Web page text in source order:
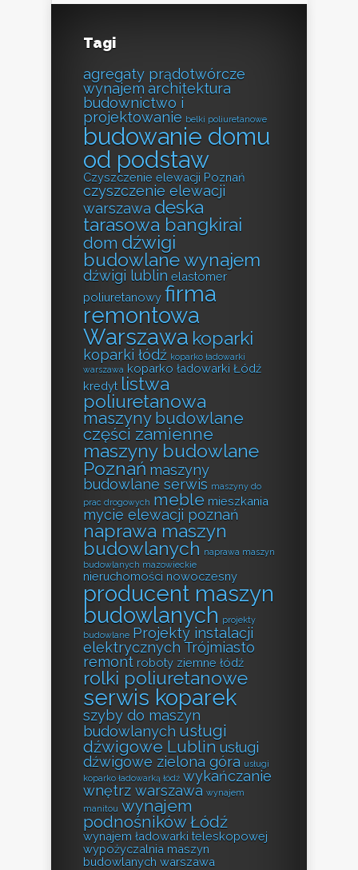
Tagi
agregaty prądotwórcze
wynajem architektura
budownictwo i
projektowanie belki poliuretanowe
budowanie domu
od podstaw
Czyszczenie elewacji Poznań
czyszczenie elewacji
warszawa deska
tarasowa bangkirai
dom dźwigi
budowlane wynajem
dźwigi lublin elastomer
poliuretanowy firma
remontowa
Warszawa koparki
koparki łódź koparko ładowarki
warszawa koparko ładowarki Łódź
kredyt listwa
poliuretanowa
maszyny budowlane
części zamienne
maszyny budowlane
Poznań maszyny
budowlane serwis maszyny do
prac drogowych meble mieszkania
mycie elewacji poznań
naprawa maszyn
budowlanych naprawa maszyn
budowlanych mazowieckie
nieruchomości nowoczesny
producent maszyn
budowlanych projekty
budowlane Projekty instalacji
elektrycznych Trójmiasto
remont roboty ziemne łódź
rolki poliuretanowe
serwis koparek
szyby do maszyn
budowlanych usługi
dźwigowe Lublinusługi
dźwigowe zielona góra usługi
koparko ładowarką łódź wykańczanie
wnętrz warszawa wynajem
manitou wynajem
podnośników Łódź
wynajem ładowarki teleskopowej
wypożyczalnia maszyn
budowlanych warszawa